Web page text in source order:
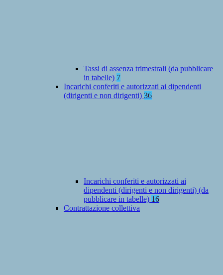
Tassi di assenza trimestrali (da pubblicare
in tabelle) 7
Incarichi conferiti e autorizzati ai dipendenti
(dirigenti e non dirigenti) 36
Incarichi conferiti e autorizzati ai
dipendenti (dirigenti e non dirigenti) (da
pubblicare in tabelle) 16
Contrattazione collettiva